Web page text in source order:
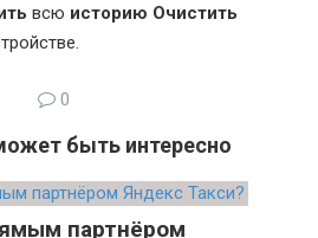
всю историю Очистить
0
быть интересно
партнёром